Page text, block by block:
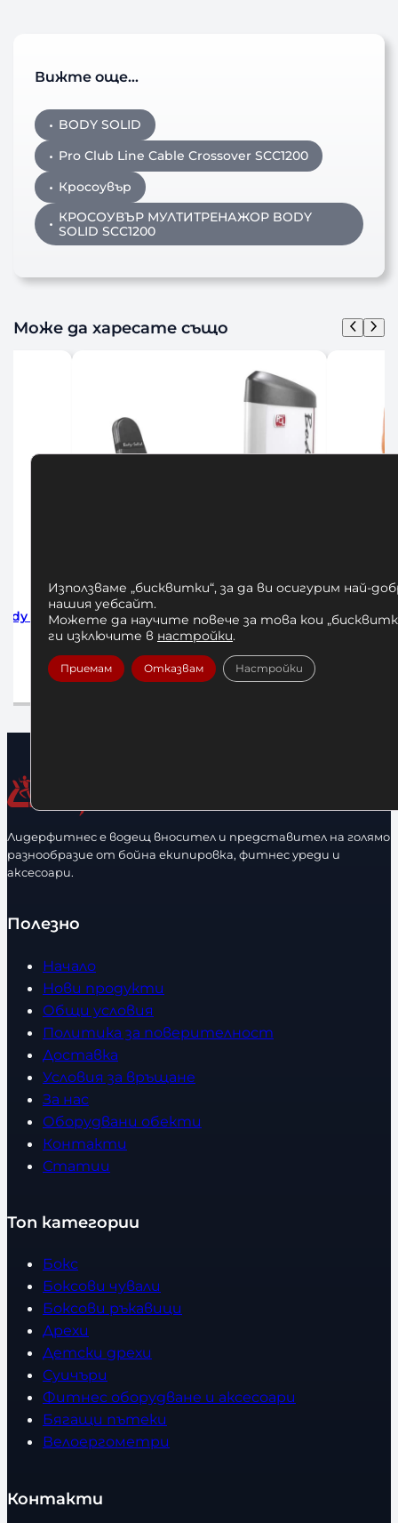
Вижте още…
BODY SOLID
Pro Club Line Cable Crossover SCC1200
Кросоувър
КРОСОУВЪР МУЛТИТРЕНАЖОР BODY
SOLID SCC1200
Може да харесате също
Абдуктор или Аддуктор Body-
Solid STH1100G
3471,67€/ 6790,00 лв.
Добавяне в количката
Бицепс
Лидерфитнес е водещ вносител и представител на голямо
разнообразие от бойна екипировка, фитнес уреди и
аксесоари.
Полезно
Начало
Нови продукти
Общи условия
Политика за поверителност
Доставка
Условия за връщане
За нас
Оборудвани обекти
Контакти
Статии
Топ категории
Бокс
Боксови чували
Боксови ръкавици
Дрехи
Детски дрехи
Суичъри
Фитнес оборудване и аксесоари
Бягащи пътеки
Велоергометри
Контакти
Използваме „бисквитки“, за да ви осигурим най-
нашия уебсайт.
Можете да научите повече за това кои
ги изключите в настройки.
Приемам Отказвам Настройки